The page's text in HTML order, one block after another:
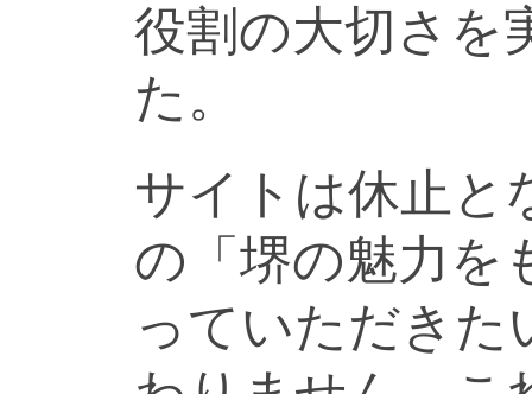
役割の大切さを
た。
サイトは休止と
の「堺の魅力を
っていただきた